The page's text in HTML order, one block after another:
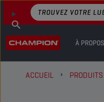
À
TROUVEZ VOTRE
ACCUEIL PRODUITS